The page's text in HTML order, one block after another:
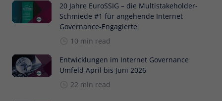
20 Jahre EuroSSIG – die Multistakeholder-
Schmiede #1 für angehende Internet
Governance-Engagierte
10 min read
Entwicklungen im Internet Governance
Umfeld April bis Juni 2026
22 min read